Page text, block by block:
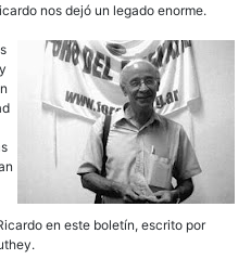
nos dejó un legado enorme.
en este boletín, escrito por